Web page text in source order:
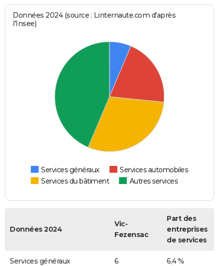
Données 2024 (source : Linternaute.com d'après
l'Insee)
Services généraux
Services automobiles
Services du bâtiment
Autres services
Données 2024
Vic-
Fezensac
Part des
entreprises
de services
Services généraux 6 6,4 %